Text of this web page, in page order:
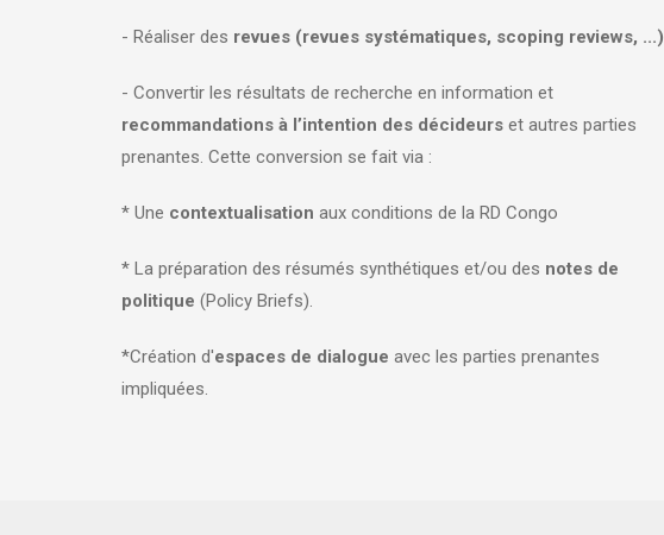
- Réaliser des revues (revues systématiques, scoping reviews, ...)
- Convertir les résultats de recherche en information et
recommandations à l’intention des décideurs et autres parties
prenantes. Cette conversion se fait via :
* Une contextualisation aux conditions de la RD Congo
* La préparation des résumés synthétiques et/ou des notes de
politique (Policy Briefs).
*Création d'espaces de dialogue avec les parties prenantes
impliquées.